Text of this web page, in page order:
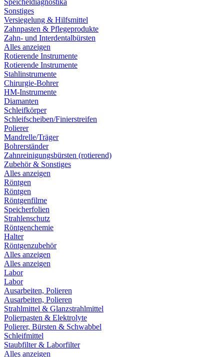
Speicheldiagnostika
Sonstiges
Versiegelung & Hilfsmittel
Zahnpasten & Pflegeprodukte
Zahn- und Interdentalbürsten
Alles anzeigen
Rotierende Instrumente
Rotierende Instrumente
Stahlinstrumente
Chirurgie-Bohrer
HM-Instrumente
Diamanten
Schleifkörper
Schleifscheiben/Finierstreifen
Polierer
Mandrelle/Träger
Bohrerständer
Zahnreinigungsbürsten (rotierend)
Zubehör & Sonstiges
Alles anzeigen
Röntgen
Röntgen
Röntgenfilme
Speicherfolien
Strahlenschutz
Röntgenchemie
Halter
Röntgenzubehör
Alles anzeigen
Alles anzeigen
Labor
Labor
Ausarbeiten, Polieren
Ausarbeiten, Polieren
Strahlmittel & Glanzstrahlmittel
Polierpasten & Elektrolyte
Polierer, Bürsten & Schwabbel
Schleifmittel
Staubfilter & Laborfilter
Alles anzeigen